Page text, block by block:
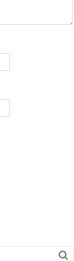
